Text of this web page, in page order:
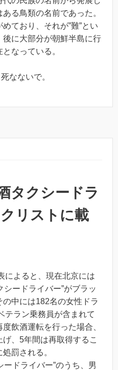
る鳥類の名前であった。
ており、それが”難”とい
後に大部分が朝鮮半島に行
なっている。
なないで。
タクシードラ
リストに載
よると、現在北京には
ードライバー”がブラッ
中には182名の女性ドラ
テラン乗務員が含まれて
飲酒運転を行った場合、
、5年間は再取得するこ
罰される。
ードライバー”のうち、男